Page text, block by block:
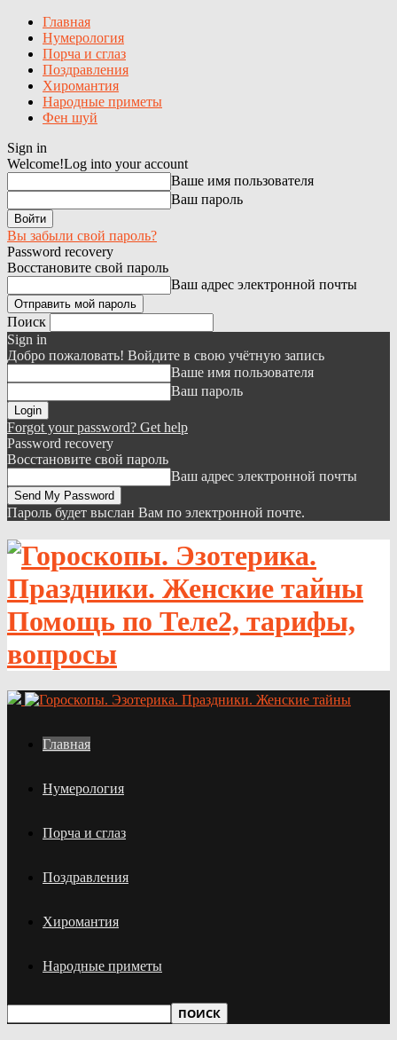
Главная
Нумерология
Порча и сглаз
Поздравления
Хиромантия
Народные приметы
Фен шуй
Sign in
Welcome!Log into your account
Ваше имя пользователя
Ваш пароль
Вы забыли свой пароль?
Password recovery
Восстановите свой пароль
Ваш адрес электронной почты
Поиск
Sign in
Добро пожаловать! Войдите в свою учётную запись
Ваше имя пользователя
Ваш пароль
Forgot your password? Get help
Password recovery
Восстановите свой пароль
Ваш адрес электронной почты
Пароль будет выслан Вам по электронной почте.
Помощь по Теле2, тарифы,
вопросы
Главная
Нумерология
Порча и сглаз
Поздравления
Хиромантия
Народные приметы